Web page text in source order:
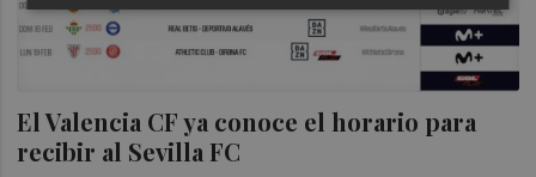
El Valencia CF ya conoce el horario para
recibir al Sevilla FC